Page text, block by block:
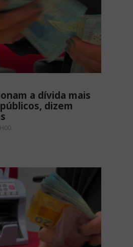
a dívida mais
dizem